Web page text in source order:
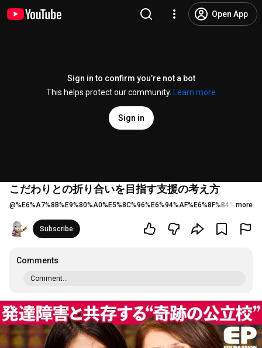
Open App
Sign in to confirm you’re not a bot
This helps protect our community.
Learn more
Sign in
こだわりとの折り合いを目指す支援の考え方
@ more
Subscribe
Comments
Comment...